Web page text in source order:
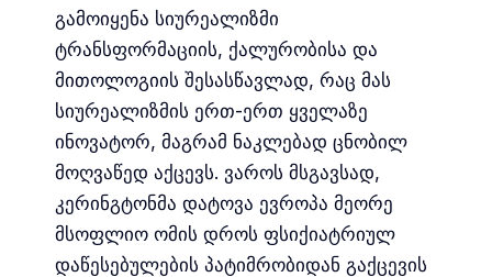
გამოიყენა სიურეალიზმი
ტრანსფორმაციის, ქალურობისა და
მითოლოგიის შესასწავლად, რაც მას
სიურეალიზმის ერთ-ერთ ყველაზე
ინოვატორ, მაგრამ ნაკლებად ცნობილ
მოღვაწედ აქცევს. ვაროს მსგავსად,
კერინგტონმა დატოვა ევროპა მეორე
მსოფლიო ომის დროს ფსიქიატრიულ
დაწესებულების პატიმრობიდან გაქცევის